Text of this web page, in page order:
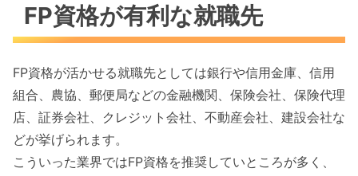
FP資格が有利な就職先
FP資格が活かせる就職先としては銀行や信用金庫、信用
組合、農協、郵便局などの金融機関、保険会社、保険代理
店、証券会社、クレジット会社、不動産会社、建設会社な
どが挙げられます。
こういった業界ではFP資格を推奨していところが多く、